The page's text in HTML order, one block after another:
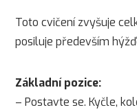
Toto cvičení zvyšuje
posiluje především
Základní pozice:
– Postavte se. Kyčle,